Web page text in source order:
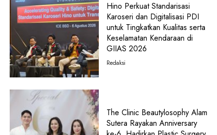
Hino Perkuat Standarisasi
Karoseri dan Digitalisasi PDI
untuk Tingkatkan Kualitas serta
Keselamatan Kendaraan di
GIIAS 2026
Redaksi
The Clinic Beautylosophy Alam
Sutera Rayakan Anniversary